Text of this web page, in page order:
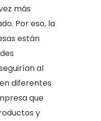
más
Por eso, la
están
al
diferentes
que
y